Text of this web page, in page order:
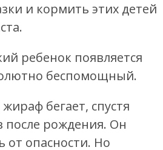
и кормить этих детей
ребенок появляется
беспомощный.
бегает, спустя
после рождения. Он
от опасности. Но